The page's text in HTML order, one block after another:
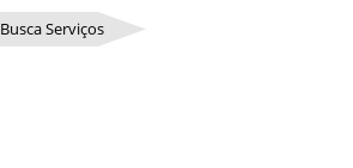
Busca Serviços